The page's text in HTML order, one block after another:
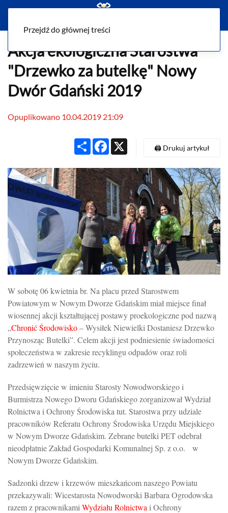
Przejdź do głównej treści
Akcja ekologiczna Starostwa
"Drzewko za butelkę" Nowy
Dwór Gdański 2019
Opuplikowano 10.04.2019 21:09
Share Facebook
🖨️ Drukuj artykuł
W sobotę 06 kwietnia br. Na placu przed Starostwem
Powiatowym w Nowym Dworze Gdańskim miał miejsce finał
wiosennej akcji kształtującej postawy proekologiczne pod nazwą
„Chronić Środowisko– Wysiłek Niewielki Dostaniesz Drzewko
Przynosząc Butelki”. Celem akcji jest podniesienie świadomości
społeczeństwa w zakresie recyklingu odpadów oraz roli
zadrzewień w naszym życiu.
Przedsięwzięcie w imieniu Starosty Nowodworskiego i
Burmistrza Nowego Dworu Gdańskiego zorganizował Wydział
Rolnictwa i Ochrony Środowiska tut. Starostwa przy udziale
pracowników Referatu Ochrony Środowiska Urzędu Miejskiego
w Nowym Dworze Gdańskim. Zebrane butelki PET odebrał
nieodpłatnie Zakład Gospodarki Komunalnej Sp. z o.o. w
Nowym Dworze Gdańskim.
Sadzonki drzew i krzewów mieszkańcom naszego Powiatu
przekazywali: Wicestarosta Nowodworski Barbara Ogrodowska
razem z pracownikami Wydziału Rolnictwa i Ochrony